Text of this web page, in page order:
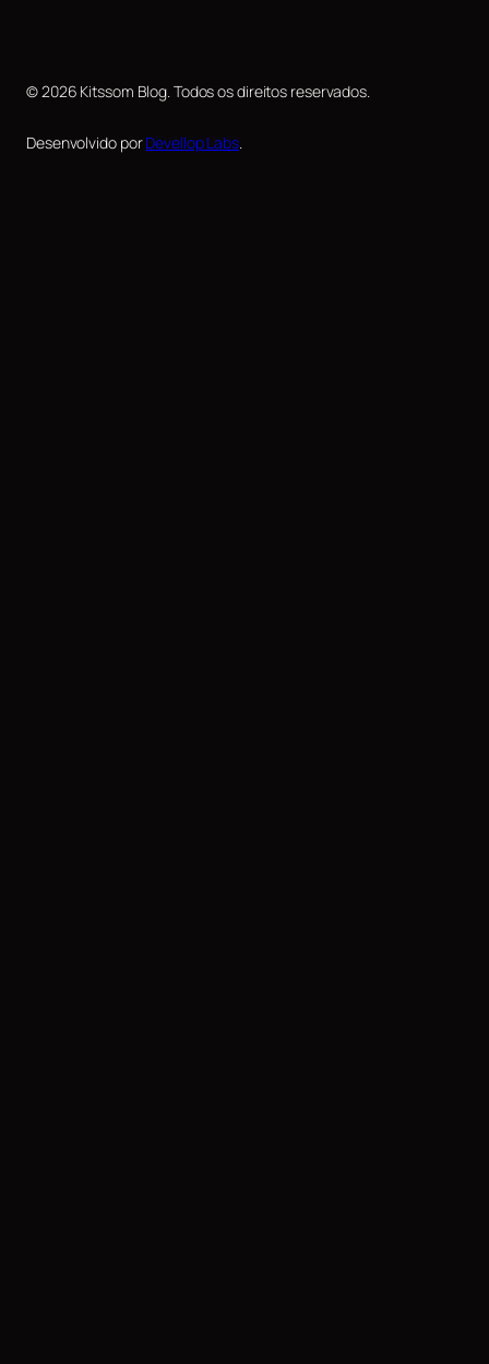
© 2026 Kitssom Blog. Todos os direitos reservados.
Desenvolvido porDevellop Labs.